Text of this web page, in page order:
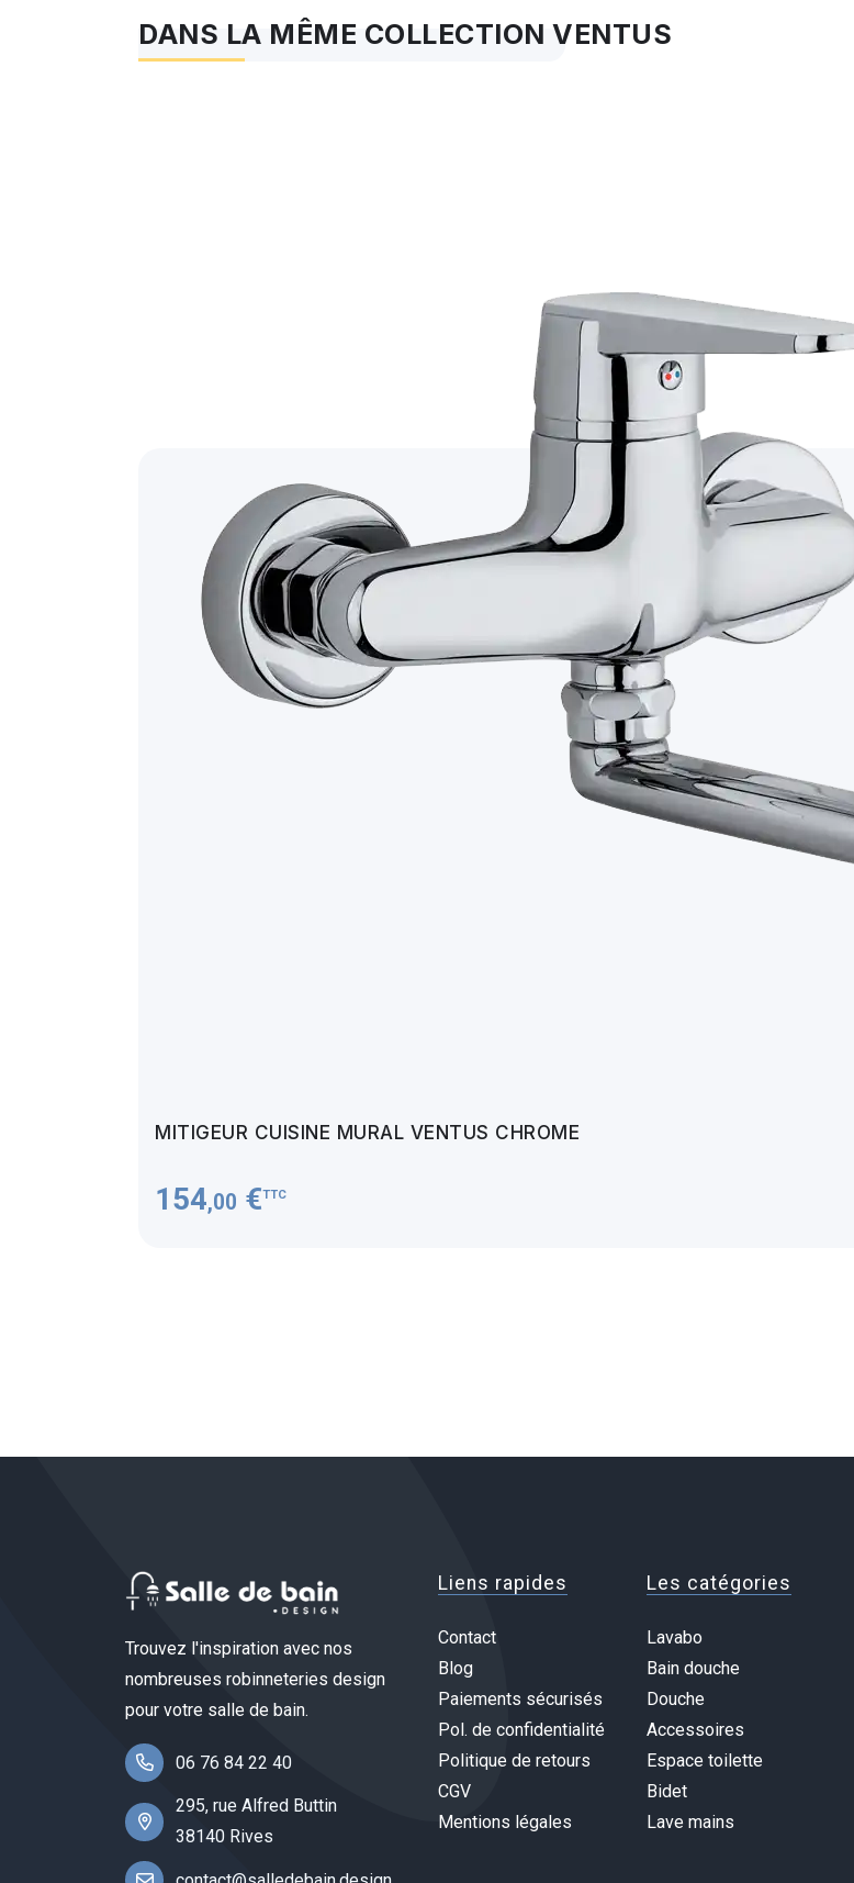
DANS LA MÊME COLLECTION VENTUS
MITIGEUR CUISINE MURAL VENTUS CHROME
154,00 €TTC
Trouvez l'inspiration avec nos
nombreuses robinneteries design
pour votre salle de bain.
06 76 84 22 40
295, rue Alfred Buttin
38140 Rives
Liens rapides
Contact
Blog
Paiements sécurisés
Pol. de confidentialité
Politique de retours
CGV
Mentions légales
Les catégories
Lavabo
Bain douche
Douche
Accessoires
Espace toilette
Bidet
Lave mains